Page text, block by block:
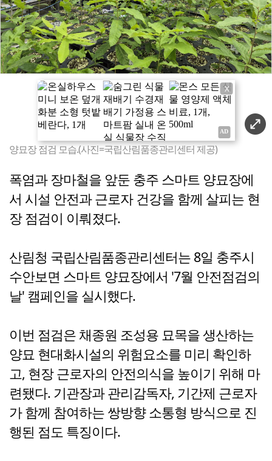
X
양묘장 점검 모습.(사진=국립산림품종관리센터 제공)
폭염과 장마철을 앞둔 충주 스마트 양묘장에
서 시설 안전과 근로자 건강을 함께 살피는 현
장 점검이 이뤄졌다.
산림청 국립산림품종관리센터는 8일 충주시
수안보면 스마트 양묘장에서 '7월 안전점검의
날' 캠페인을 실시했다.
이번 점검은 채종원 조성용 묘목을 생산하는
양묘 현대화시설의 위험요소를 미리 확인하
고, 현장 근로자의 안전의식을 높이기 위해 마
련됐다. 기관장과 관리감독자, 기간제 근로자
가 함께 참여하는 쌍방향 소통형 방식으로 진
행된 점도 특징이다.